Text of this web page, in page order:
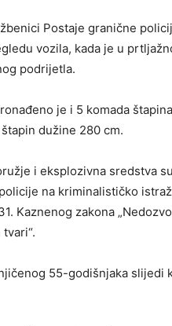
Postaje granične
vozila, kada je u
podrijetla.
je i 5 komada
dužine 280 cm.
i eksplozivna sredstva
na kriminalističko
Kaznenog zakona
55-godišnjaka slijedi